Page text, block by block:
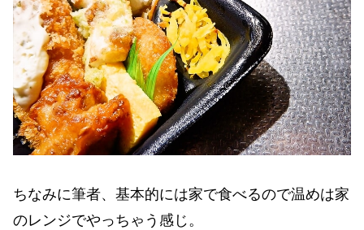
ちなみに筆者、基本的には家で食べるので温めは家
のレンジでやっちゃう感じ。